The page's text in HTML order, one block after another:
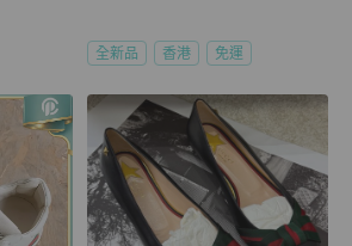
全新品 香港 免運